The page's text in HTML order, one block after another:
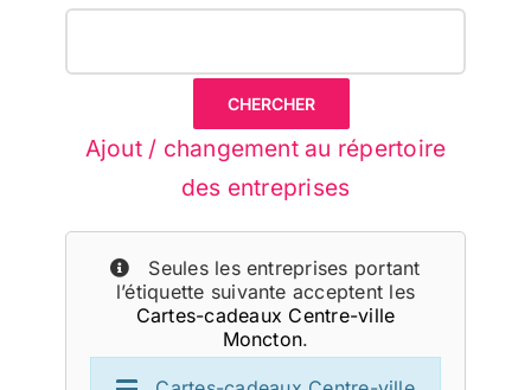
Ajout / changement au répertoire
des entreprises
Seules les entreprises portant
l’étiquette suivante acceptent les
Cartes-cadeaux Centre-ville
Moncton.